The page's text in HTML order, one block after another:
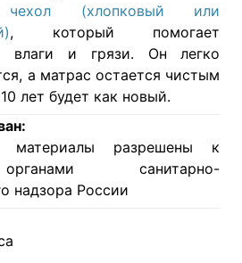
(хлопковый или
, который помогает
влаги и грязи. Он легко
а матрас остается чистым
лет будет как новый.
материалы разрешены к
санитарно-
надзора России